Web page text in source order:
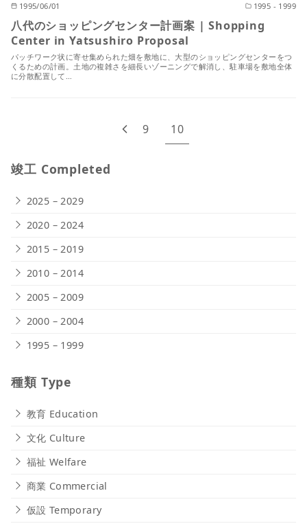
1995/06/01 1995 - 1999
八代のショッピングセンター計画案 | Shopping
Center in Yatsushiro Proposal
パッチワーク状に寄せ集められた畑を敷地に、大型のショッピングセンターをつ
くるための計画。土地の複雑さを細長いゾーニングで解消し、駐車場を敷地全体
に分散配置して…
9 10
竣工 Completed
2025 – 2029
2020 – 2024
2015 – 2019
2010 – 2014
2005 – 2009
2000 – 2004
1995 – 1999
種類 Type
教育 Education
文化 Culture
福祉 Welfare
商業 Commercial
仮設 Temporary